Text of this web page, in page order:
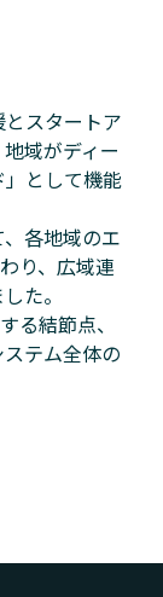
スタートア
域がディー
」として機能
各地域のエ
り、広域連
た。
る結節点、
テム全体の